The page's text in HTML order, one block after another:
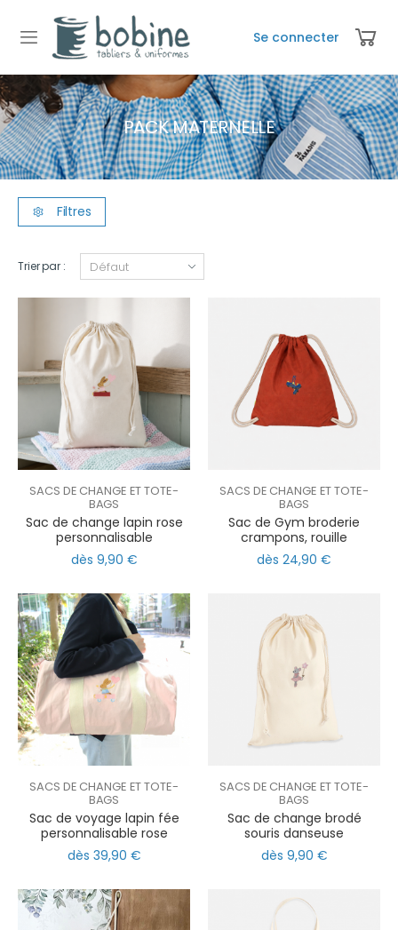
Se connecter
PACK MATERNELLE
Filtres
Trier par :
SACS DE CHANGE ET TOTE-
BAGS
Sac de change lapin rose
personnalisable
dès 9,90 €
SACS DE CHANGE ET TOTE-
BAGS
Sac de Gym broderie
crampons, rouille
dès 24,90 €
SACS DE CHANGE ET TOTE-
BAGS
Sac de voyage lapin fée
personnalisable rose
dès 39,90 €
SACS DE CHANGE ET TOTE-
BAGS
Sac de change brodé
souris danseuse
dès 9,90 €